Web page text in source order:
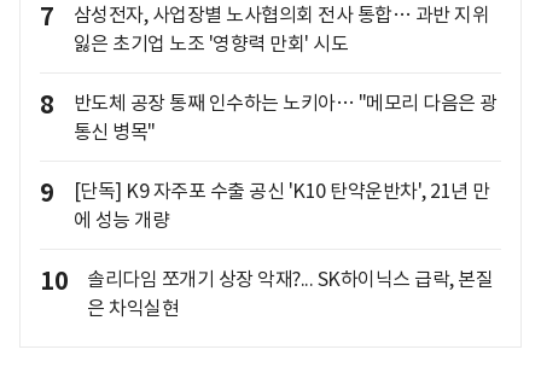
7
삼성전자, 사업장별 노사협의회 전사 통합… 과반 지위
잃은 초기업 노조 '영향력 만회' 시도
8
반도체 공장 통째 인수하는 노키아… "메모리 다음은 광
통신 병목"
9
[단독] K9 자주포 수출 공신 'K10 탄약운반차', 21년 만
에 성능 개량
10
솔리다임 쪼개기 상장 악재?... SK하이닉스 급락, 본질
은 차익실현